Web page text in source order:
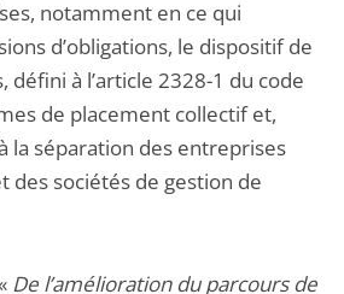
notamment en ce qui
d’obligations, le dispositif de
défini à l’article 2328-1 du code
de placement collectif et,
la séparation des entreprises
des sociétés de gestion de
De l’amélioration du parcours de